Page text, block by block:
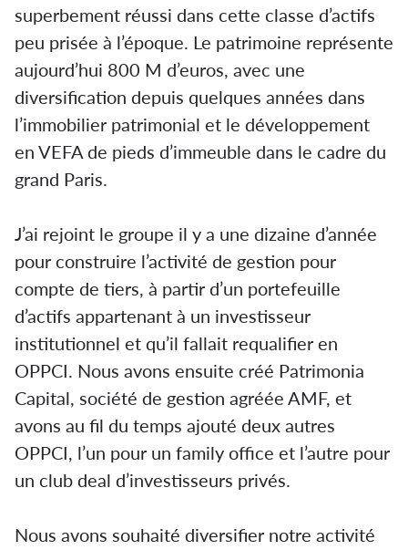
superbement réussi dans cette classe d’actifs
peu prisée à l’époque. Le patrimoine représente
aujourd’hui 800 M d’euros, avec une
diversification depuis quelques années dans
l’immobilier patrimonial et le développement
en VEFA de pieds d’immeuble dans le cadre du
grand Paris.
J’ai rejoint le groupe il y a une dizaine d’année
pour construire l’activité de gestion pour
compte de tiers, à partir d’un portefeuille
d’actifs appartenant à un investisseur
institutionnel et qu’il fallait requalifier en
OPPCI. Nous avons ensuite créé Patrimonia
Capital, société de gestion agréée AMF, et
avons au fil du temps ajouté deux autres
OPPCI, l’un pour un family office et l’autre pour
un club deal d’investisseurs privés.
Nous avons souhaité diversifier notre activité